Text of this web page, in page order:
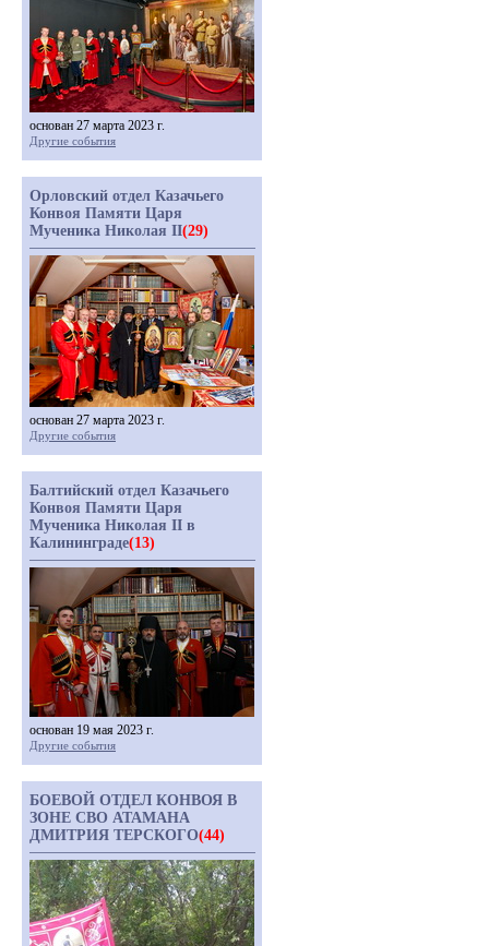
основан 27 марта 2023 г.
Другие события
Орловский отдел Казачьего
Конвоя Памяти Царя
Мученика Николая II(29)
основан 27 марта 2023 г.
Другие события
Балтийский отдел Казачьего
Конвоя Памяти Царя
Мученика Николая II в
Калининграде(13)
основан 19 мая 2023 г.
Другие события
БОЕВОЙ ОТДЕЛ КОНВОЯ В
ЗОНЕ СВО АТАМАНА
ДМИТРИЯ ТЕРСКОГО(44)